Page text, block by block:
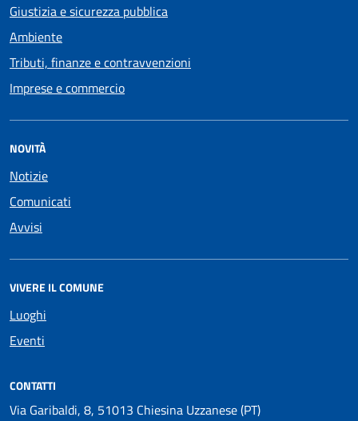
Giustizia e sicurezza pubblica
Ambiente
Tributi, finanze e contravvenzioni
Imprese e commercio
NOVITÀ
Notizie
Comunicati
Avvisi
VIVERE IL COMUNE
Luoghi
Eventi
CONTATTI
Via Garibaldi, 8, 51013 Chiesina Uzzanese (PT)